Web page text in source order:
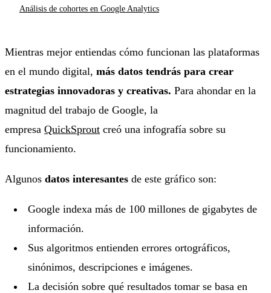
Análisis de cohortes en Google Analytics
Mientras mejor entiendas cómo funcionan las plataformas
en el mundo digital, más datos tendrás para crear
estrategias innovadoras y creativas. Para ahondar en la
magnitud del trabajo de Google, la
empresa QuickSprout creó una infografía sobre su
funcionamiento.
Algunos datos interesantes de este gráfico son:
Google indexa más de 100 millones de gigabytes de
información.
Sus algoritmos entienden errores ortográficos,
sinónimos, descripciones e imágenes.
La decisión sobre qué resultados tomar se basa en